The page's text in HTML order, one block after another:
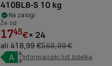
410BL8-S 10 kg
Na zalogi
Že od
1745€× 24
ali 418,99 €568,99 €
Informacijski list izdelka